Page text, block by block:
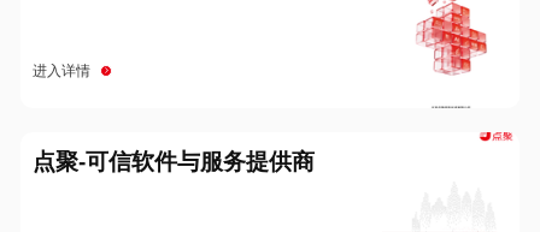
进入详情
点聚-可信软件与服务提供商